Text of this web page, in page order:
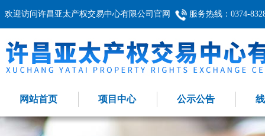
欢迎访问许昌亚太产权交易中心有限公司官网 服务热线：0374-
网站首页 项目中心 公示公告